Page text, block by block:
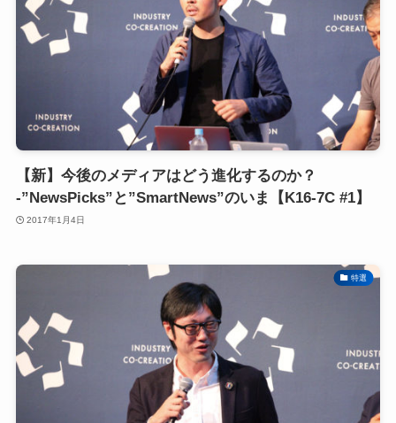
【新】今後のメディアはどう進化するのか？
-”NewsPicks”と”SmartNews”のいま【K16-7C #1】
2017年1月4日
特選